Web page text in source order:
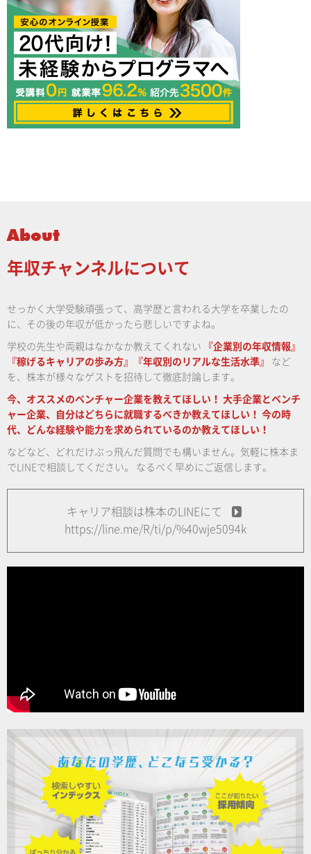
About
年収チャンネルについて
せっかく大学受験頑張って、高学歴と言われる大学を卒業したの
に、その後の年収が低かったら悲しいですよね。
学校の先生や両親はなかなか教えてくれない
『企業別の年収情報』
『稼げるキャリアの歩み方』『年収別のリアルな生活水準』
など
を、株本が様々なゲストを招待して徹底討論します。
今、オススメのベンチャー企業を教えてほしい！ 大手企業とベンチ
ャー企業、自分はどちらに就職するべきか教えてほしい！ 今の時
代、どんな経験や能力を求められているのか教えてほしい！
などなど、どれだけぶっ飛んだ質問でも構いません。気軽に株本ま
でLINEで相談してください。
なるべく早めにご返信します。
キャリア相談は株本のLINEにて
https://line.me/R/ti/p/%40wje5094k